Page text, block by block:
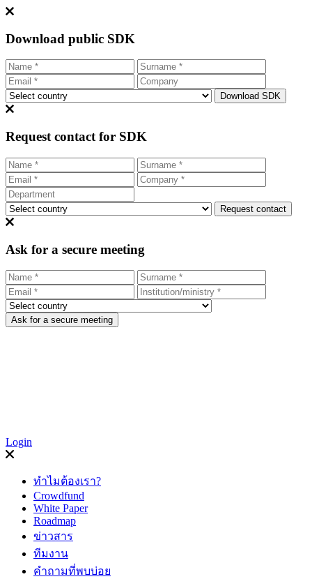
Download public SDK
Request contact for SDK
Ask for a secure meeting
Login
ทำไมต้องเรา?
Crowdfund
White Paper
Roadmap
ข่าวสาร
ทีมงาน
คำถามที่พบบ่อย